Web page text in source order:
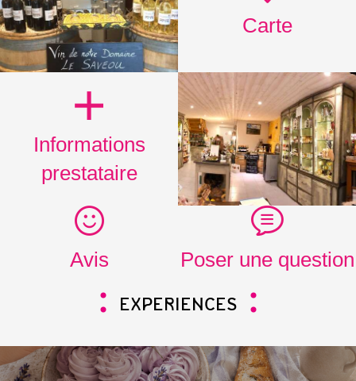
Carte
Informations
prestataire
Avis Poser une question
EXPERIENCES